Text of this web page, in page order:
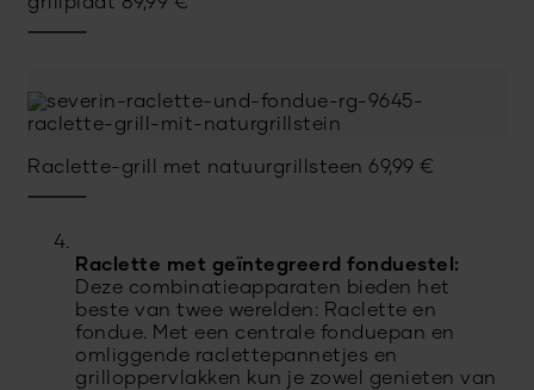
Raclette-grill met natuurgrillsteen 69,99 €
Raclette met geïntegreerd fonduestel:
Deze combinatieapparaten bieden het
beste van twee werelden: Raclette en
fondue. Met een centrale fonduepan en
omliggende raclettepannetjes en
grilloppervlakken kun je zowel genieten van